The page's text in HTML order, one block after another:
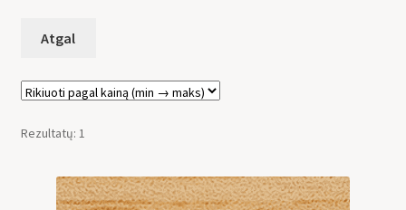
Profilis
Rezultatų: 1